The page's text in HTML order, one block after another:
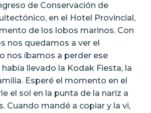
de Conservación de
en el Hotel Provincial,
de los lobos marinos. Con
nos quedamos a ver el
nos íbamos a perder ese
llevado la Kodak Fiesta, la
Esperé el momento en el
el sol en la punta de la nariz a
Cuando mandé a copiar y la vi,